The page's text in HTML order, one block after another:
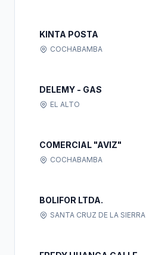
KINTA POSTA
COCHABAMBA
DELEMY - GAS
EL ALTO
COMERCIAL "AVIZ"
COCHABAMBA
BOLIFOR LTDA.
SANTA CRUZ DE LA SIERRA